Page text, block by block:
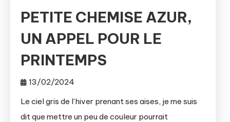
PETITE CHEMISE AZUR,
UN APPEL POUR LE
PRINTEMPS
13/02/2024
Le ciel gris de l’hiver prenant ses aises, je me suis
dit que mettre un peu de couleur pourrait